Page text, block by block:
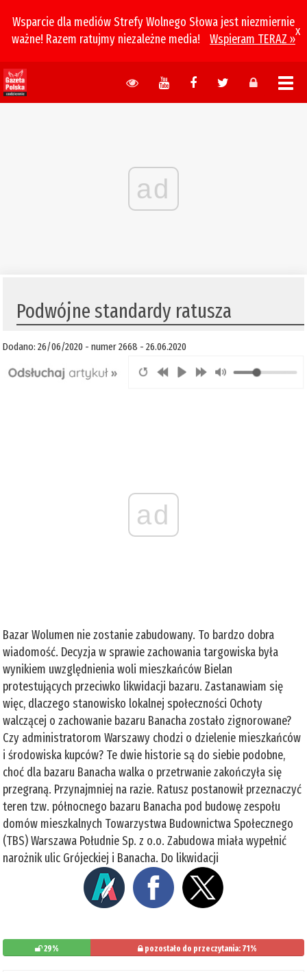
Wsparcie dla mediów Strefy Wolnego Słowa jest niezmiernie
ważne! Razem ratujmy niezależne media!
Wspieram TERAZ »
x
ad
Podwójne standardy ratusza
Dodano: 26/06/2020 - numer 2668 - 26.06.2020
ad
Bazar Wolumen nie zostanie zabudowany. To bardzo dobra
wiadomość. Decyzja w sprawie zachowania targowiska była
wynikiem uwzględnienia woli mieszkańców Bielan
protestujących przeciwko likwidacji bazaru. Zastanawiam się
więc, dlaczego stanowisko lokalnej społeczności Ochoty
walczącej o zachowanie bazaru Banacha zostało zignorowane?
Czy administratorom Warszawy chodzi o dzielenie mieszkańców
i środowiska kupców? Te dwie historie są do siebie podobne,
choć dla bazaru Banacha walka o przetrwanie zakończyła się
przegraną. Przynajmniej na razie. Ratusz postanowił przeznaczyć
teren tzw. północnego bazaru Banacha pod budowę zespołu
domów mieszkalnych Towarzystwa Budownictwa Społecznego
(TBS) Warszawa Południe Sp. z o.o. Zabudowa miała wypełnić
narożnik ulic Grójeckiej i Banacha. Do likwidacji
29% pozostało do przeczytania: 71%